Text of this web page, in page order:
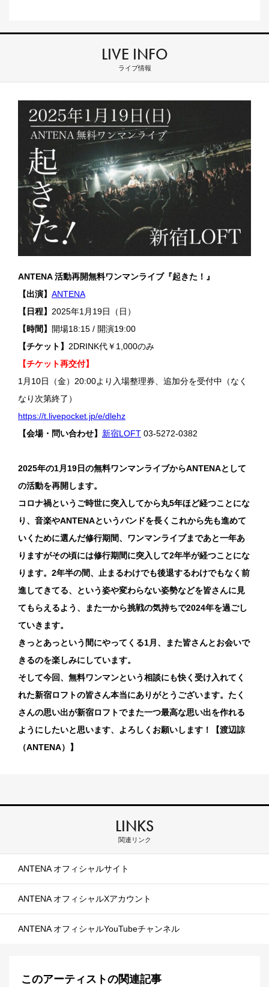
LIVE INFO
ライブ情報
ANTENA 活動再開無料ワンマンライブ『起きた！』
【出演】 ANTENA
【日程】 2025年1月19日（日）
【時間】 開場18:15 / 開演19:00
【チケット】 2DRINK代￥1,000のみ
【チケット再交付】
1月10日（金）20:00より入場整理券、追加分を受付中（なく
なり次第終了）
https://t.livepocket.jp/e/dlehz
【会場・問い合わせ】 新宿LOFT 03-5272-0382
2025年の1月19日の無料ワンマンライブからANTENAとして
の活動を再開します。
コロナ禍というご時世に突入してから丸5年ほど経つことにな
り、音楽やANTENAというバンドを長くこれから先も進めて
いくために選んだ修行期間、ワンマンライブまであと一年あ
りますがその頃には修行期間に突入して2年半が経つことにな
ります。2年半の間、止まるわけでも後退するわけでもなく前
進してきてる、という姿や変わらない姿勢などを皆さんに見
てもらえるよう、また一から挑戦の気持ちで2024年を過ごし
ていきます。
きっとあっという間にやってくる1月、また皆さんとお会いで
きるのを楽しみにしています。
そして今回、無料ワンマンという相談にも快く受け入れてく
れた新宿ロフトの皆さん本当にありがとうございます。たく
さんの思い出が新宿ロフトでまた一つ最高な思い出を作れる
ようにしたいと思います、よろしくお願いします！【渡辺諒
（ANTENA）】
LINKS
関連リンク
ANTENA オフィシャルサイト
ANTENA オフィシャルXアカウント
ANTENA オフィシャルYouTubeチャンネル
このアーティストの関連記事